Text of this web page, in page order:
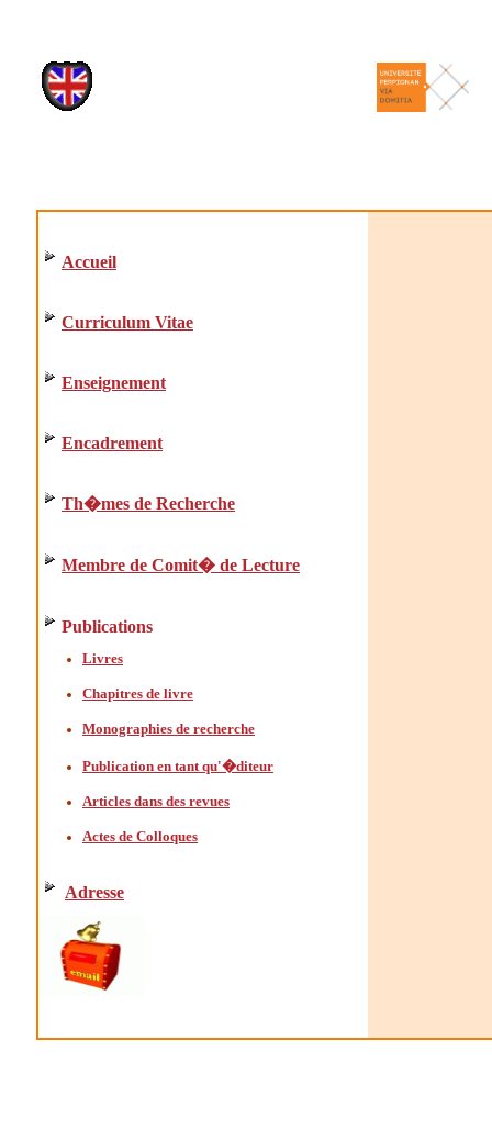
Accueil
Curriculum Vitae
Enseignement
Encadrement
Th�mes de Recherche
Membre de Comit� de Lecture
Publications
Livres
Chapitres de livre
Monographies de recherche
Publication en tant qu'�diteur
Articles dans des revues
Actes de Colloques
Adresse